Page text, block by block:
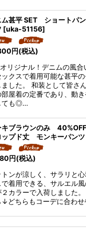
ム甚平 SET ショートパ
[uka-51156]
円(税込)
リジナル！デニムの風合
ックスで着用可能な甚平
した。 和装として皆さ
部屋着の定番であり、動
ても◎…
キブラウンのみ
ップド丈 モンキーパン
円(税込)
トンが涼しく、サラリと
で着用できる、サルエル
２カラーで入荷しました
↓どちらもコーデに合わ